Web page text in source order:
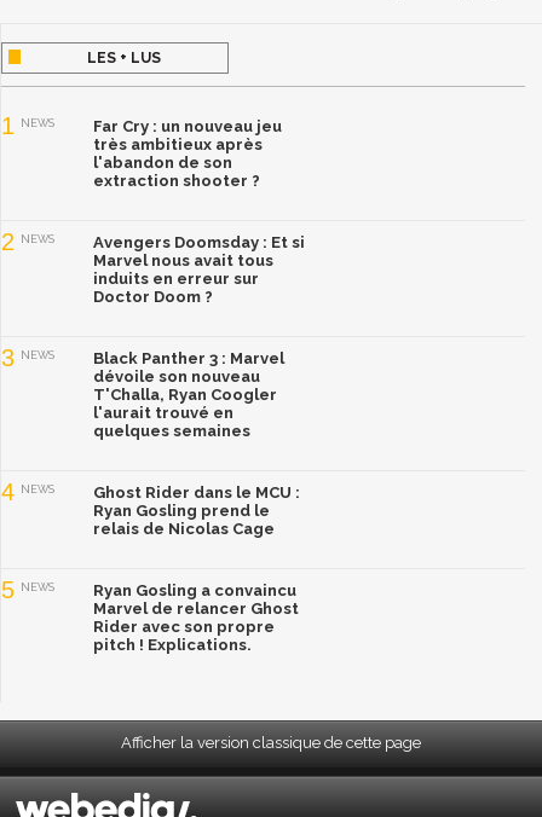
LES + LUS
1 NEWS
Far Cry : un nouveau jeu
très ambitieux après
l'abandon de son
extraction shooter ?
2 NEWS
Avengers Doomsday : Et si
Marvel nous avait tous
induits en erreur sur
Doctor Doom ?
3 NEWS
Black Panther 3 : Marvel
dévoile son nouveau
T'Challa, Ryan Coogler
l'aurait trouvé en
quelques semaines
4 NEWS
Ghost Rider dans le MCU :
Ryan Gosling prend le
relais de Nicolas Cage
5 NEWS
Ryan Gosling a convaincu
Marvel de relancer Ghost
Rider avec son propre
pitch ! Explications.
Afficher la version classique de cette page